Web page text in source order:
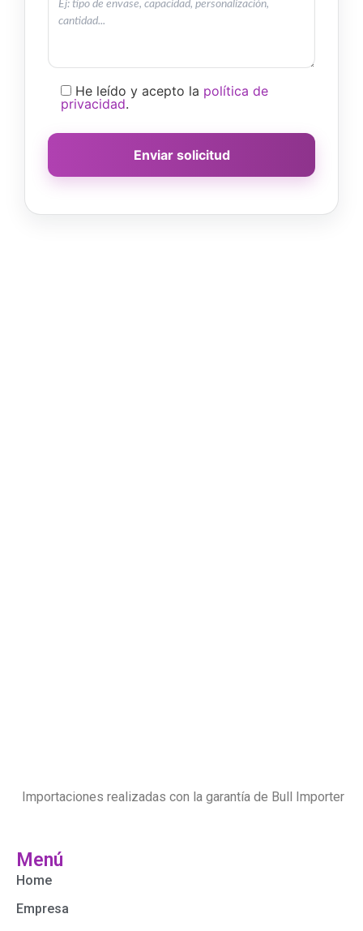
He leído y acepto la política de
privacidad.
Importaciones realizadas con la garantía de Bull Importer
Menú
Home
Empresa